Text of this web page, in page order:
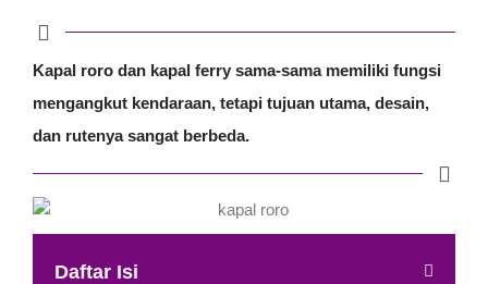
Kapal roro dan kapal ferry sama-sama memiliki fungsi
mengangkut kendaraan, tetapi tujuan utama, desain,
dan rutenya sangat berbeda.
Daftar Isi